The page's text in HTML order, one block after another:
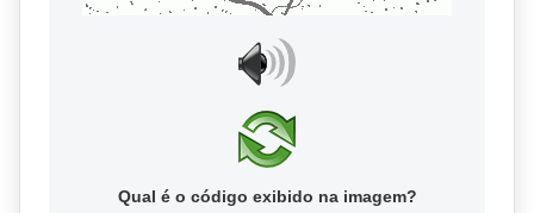
Qual é o código exibido na imagem?